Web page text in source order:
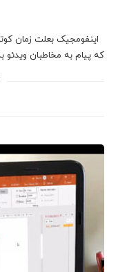
اینفومجیک بعلت زمان
که پیام به مخاطبان